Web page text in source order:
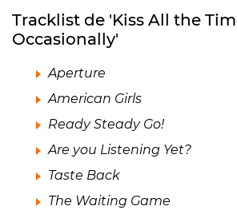
Tracklist de 'Kiss All the
Occasionally'
Aperture
American Girls
Ready Steady Go!
Are you Listening Yet?
Taste Back
The Waiting Game